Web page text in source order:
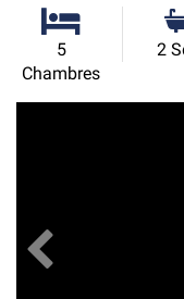
5
Chambres
2